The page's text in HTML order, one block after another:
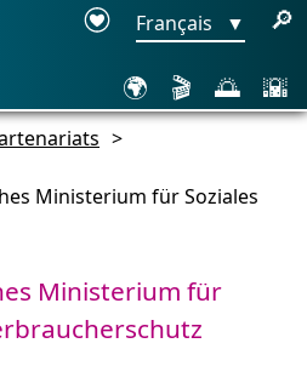
Français ▼ 🔎
🌍 🎬 🌅 🌇
>
Ministerium für Soziales
Ministerium für